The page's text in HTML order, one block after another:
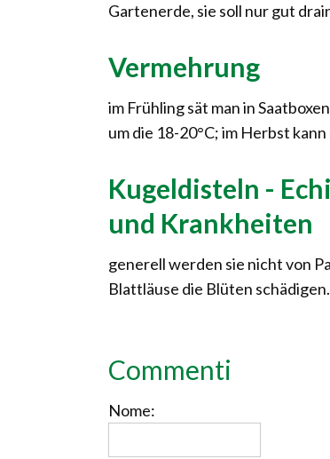
Gartenerde, sie soll nur gut
Vermehrung
im Frühling sät man in
um die 18-20°C; im Herbst
Kugeldisteln -
und Krankheiten
generell werden sie nicht von
Blattläuse die Blüten schädigen.
Commenti
Nome: